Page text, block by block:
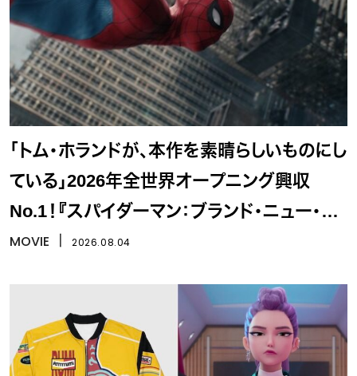
「トム・ホランドが、本作を素晴らしいものにし
ている」2026年全世界オープニング興収
No.1！『スパイダーマン：ブランド・ニュー・デ
イ』
MOVIE 2026.08.04